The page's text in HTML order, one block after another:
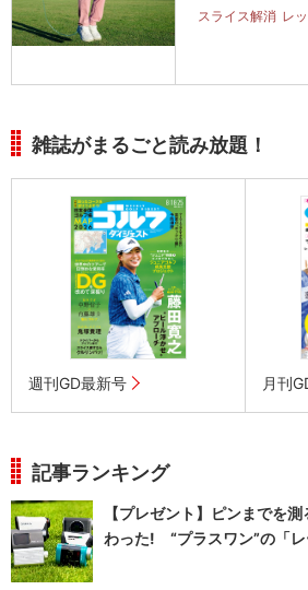
スライス解消 レ
雑誌がまるごと読み放題！
週刊GD最新号 月刊
記事ランキング
【プレゼント】ピンまでを
わった! “プラスワン”の「レ